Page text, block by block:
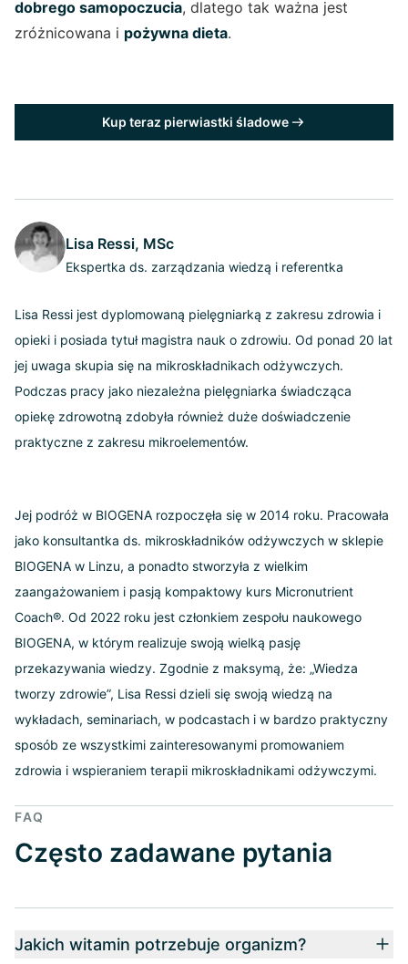
dobrego samopoczucia, dlatego tak ważna jest
zróżnicowana i pożywna dieta.
Kup teraz pierwiastki śladowe
Lisa Ressi, MSc
Ekspertka ds. zarządzania wiedzą i referentka
Lisa Ressi jest dyplomowaną pielęgniarką z zakresu zdrowia i
opieki i posiada tytuł magistra nauk o zdrowiu. Od ponad 20 lat
jej uwaga skupia się na mikroskładnikach odżywczych.
Podczas pracy jako niezależna pielęgniarka świadcząca
opiekę zdrowotną zdobyła również duże doświadczenie
praktyczne z zakresu mikroelementów.
Jej podróż w BIOGENA rozpoczęła się w 2014 roku. Pracowała
jako konsultantka ds. mikroskładników odżywczych w sklepie
BIOGENA w Linzu, a ponadto stworzyła z wielkim
zaangażowaniem i pasją kompaktowy kurs Micronutrient
Coach®. Od 2022 roku jest członkiem zespołu naukowego
BIOGENA, w którym realizuje swoją wielką pasję
przekazywania wiedzy. Zgodnie z maksymą, że: „Wiedza
tworzy zdrowie”, Lisa Ressi dzieli się swoją wiedzą na
wykładach, seminariach, w podcastach i w bardzo praktyczny
sposób ze wszystkimi zainteresowanymi promowaniem
zdrowia i wspieraniem terapii mikroskładnikami odżywczymi.
FAQ
Często zadawane pytania
Jakich witamin potrzebuje organizm?